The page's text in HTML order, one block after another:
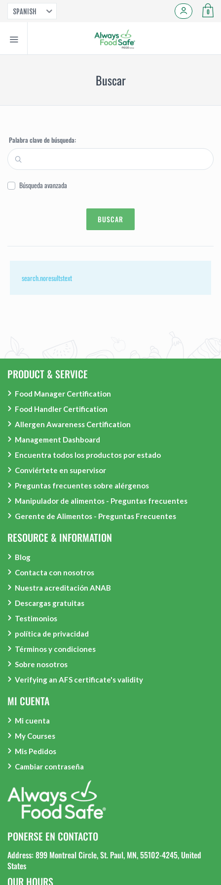
SPANISH 0
Buscar
Palabra clave de búsqueda:
Búsqueda avanzada
search.noresultstext
PRODUCT & SERVICE
Food Manager Certification
Food Handler Certification
Allergen Awareness Certification
Management Dashboard
Encuentra todos los productos por estado
Conviértete en supervisor
Preguntas frecuentes sobre alérgenos
Manipulador de alimentos - Preguntas frecuentes
Gerente de Alimentos - Preguntas Frecuentes
RESOURCE & INFORMATION
Blog
Contacta con nosotros
Nuestra acreditación ANAB
Descargas gratuitas
Testimonios
política de privacidad
Términos y condiciones
Sobre nosotros
Verifying an AFS certificate's validity
MI CUENTA
Mi cuenta
My Courses
Mis Pedidos
Cambiar contraseña
PONERSE EN CONTACTO
Address: 899 Montreal Circle, St. Paul, MN, 55102-4245, United
States
OUR HOURS